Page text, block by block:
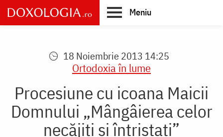
Skip
to
main
Meniu
18 Noiembrie 2013 14:25
Ortodoxia în lume
Procesiune cu icoana Maicii
Domnului „Mângâierea celor
necăjiți și întristați”